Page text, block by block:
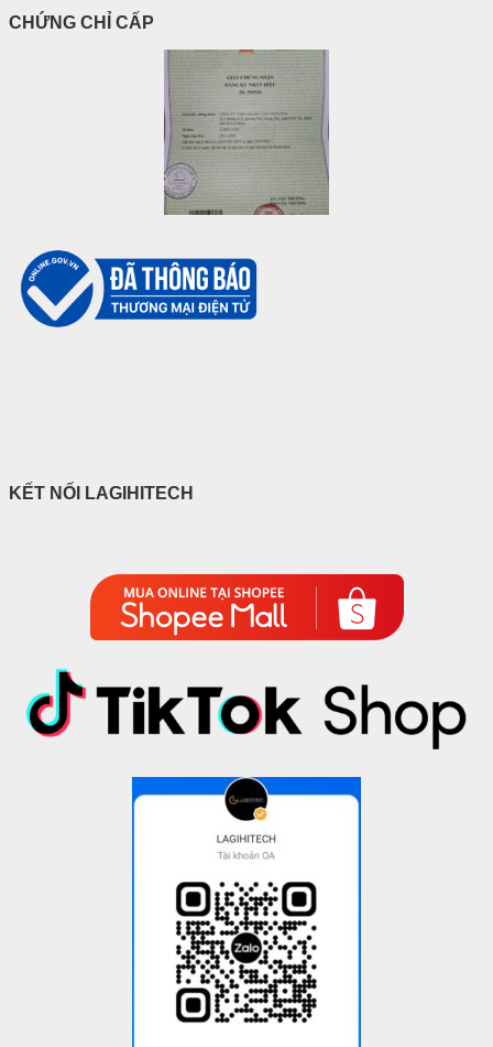
CHỨNG CHỈ CẤP
KẾT NỐI LAGIHITECH